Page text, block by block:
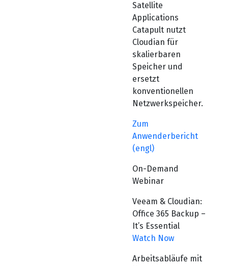
Satellite
Applications
Catapult nutzt
Cloudian für
skalierbaren
Speicher und
ersetzt
konventionellen
Netzwerkspeicher.
Zum
Anwenderbericht
(engl)
On-Demand
Webinar
Veeam & Cloudian:
Office 365 Backup –
It’s Essential
Watch Now
Arbeitsabläufe mit